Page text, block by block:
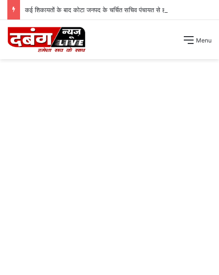
कई शिकायतों के बाद कोटा जनपद के चर्चित सचिव पंचायत से हटाए गए ।
Menu